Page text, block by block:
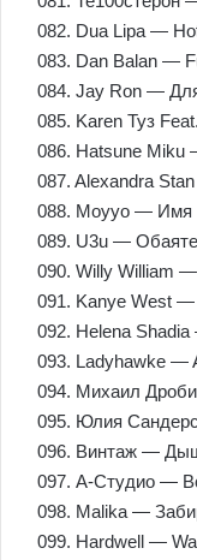
082. Dua Lipa —
083. Dan Balan —
084. Jay Ron —
085. Karen Туз
086. Hatsune Miku
087. Alexandra
088. Moyyo — Имя
089. U3u —
090. Willy William
091. Kanye West —
092. Helena
093. Ladyhawke —
094. Михаил
095. Юлия
096. Винтаж —
097. А-Студио —
098. Malika —
099. Hardwell —